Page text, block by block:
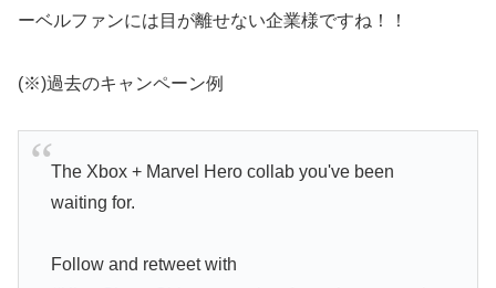
ーベルファンには目が離せない企業様ですね！！
(※)過去のキャンペーン例
The Xbox + Marvel Hero collab you've been
waiting for.
Follow and retweet with